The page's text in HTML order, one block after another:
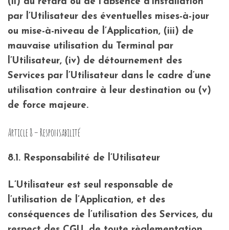
(ii) du retard ou de l’absence d’installation
par l’Utilisateur des éventuelles mises-à-jour
ou mise-à-niveau de l’Application, (iii) de
mauvaise utilisation du Terminal par
l’Utilisateur, (iv) de détournement des
Services par l’Utilisateur dans le cadre d’une
utilisation contraire à leur destination ou (v)
de force majeure.
Article 8 – Responsabilité
8.1. Responsabilité de l’Utilisateur
L’Utilisateur est seul responsable de
l’utilisation de l’Application, et des
conséquences de l’utilisation des Services, du